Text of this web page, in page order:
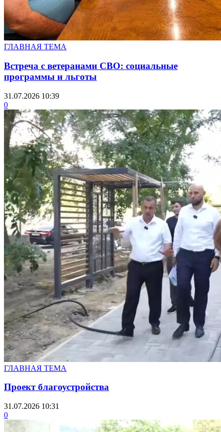
ГЛАВНАЯ ТЕМА
Встреча с ветеранами СВО: социальные
программы и льготы
31.07.2026 10:39
0
ГЛАВНАЯ ТЕМА
Проект благоустройства
31.07.2026 10:31
0